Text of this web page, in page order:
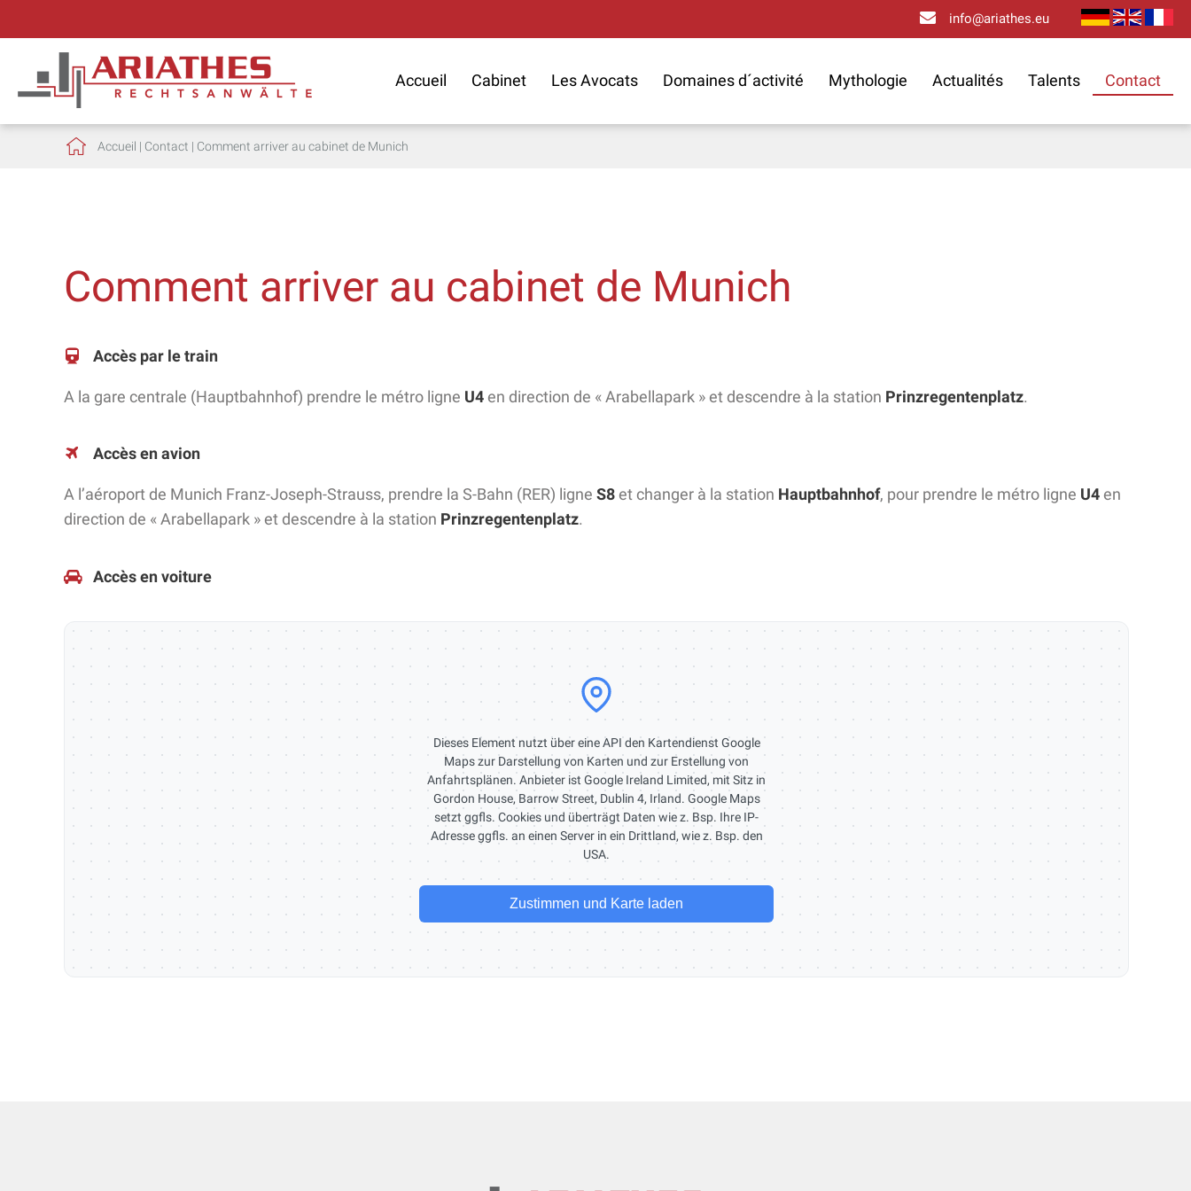
info@ariathes.eu
Accueil Cabinet Les Avocats Domaines d´activité Mythologie Actualités Talents Contact
Accueil | Contact | Comment arriver au cabinet de Munich
Comment arriver au cabinet de Munich
Accès par le train
A la gare centrale (Hauptbahnhof) prendre le métro ligne U4en direction de « Arabellapark » et descendre à la station Prinzregentenplatz.
Accès en avion
A l’aéroport de Munich Franz-Joseph-Strauss, prendre la S-Bahn (RER) ligne S8et changer à la station Hauptbahnhof, pour prendre le métro ligne U4en
direction de « Arabellapark » et descendre à la station Prinzregentenplatz.
Accès en voiture
Dieses Element nutzt über eine API den Kartendienst Google
Maps zur Darstellung von Karten und zur Erstellung von
Anfahrtsplänen. Anbieter ist Google Ireland Limited, mit Sitz in
Gordon House, Barrow Street, Dublin 4, Irland. Google Maps
setzt ggfls. Cookies und überträgt Daten wie z. Bsp. Ihre IP-
Adresse ggfls. an einen Server in ein Drittland, wie z. Bsp. den
USA.
Zustimmen und Karte laden